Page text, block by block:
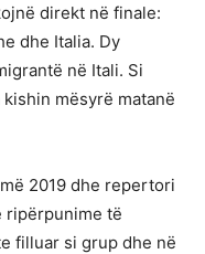
direkt në finale:
dhe Italia. Dy
në Itali. Si
mësyrë matanë
2019 dhe repertori
ripërpunime të
filluar si grup dhe në